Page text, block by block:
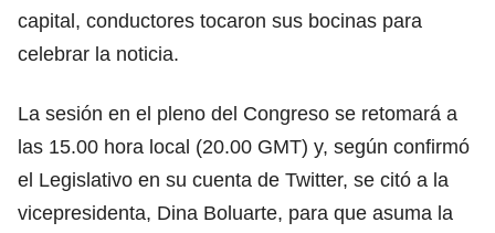
capital, conductores tocaron sus bocinas para
celebrar la noticia.
La sesión en el pleno del Congreso se retomará a
las 15.00 hora local (20.00 GMT) y, según confirmó
el Legislativo en su cuenta de Twitter, se citó a la
vicepresidenta, Dina Boluarte, para que asuma la